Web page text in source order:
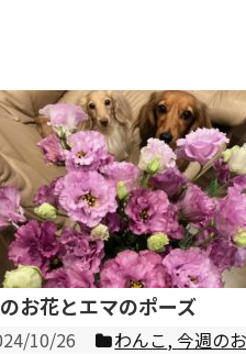
お花とエマのポーズ
10/26 わんこ,今週の